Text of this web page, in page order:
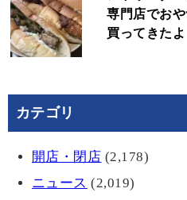
専門店でお
買ってきたよ
カテゴリ
開店・閉店 (2,178)
ニュース (2,019)